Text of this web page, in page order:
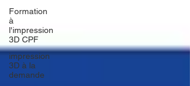
Formation
à
l'impression
3D CPF
impression
3D à la
demande